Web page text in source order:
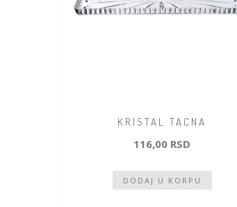
KRISTAL TACNA
116,00 RSD